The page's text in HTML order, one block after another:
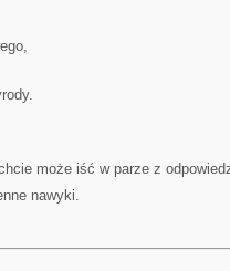
może iść w parze z
nawyki.